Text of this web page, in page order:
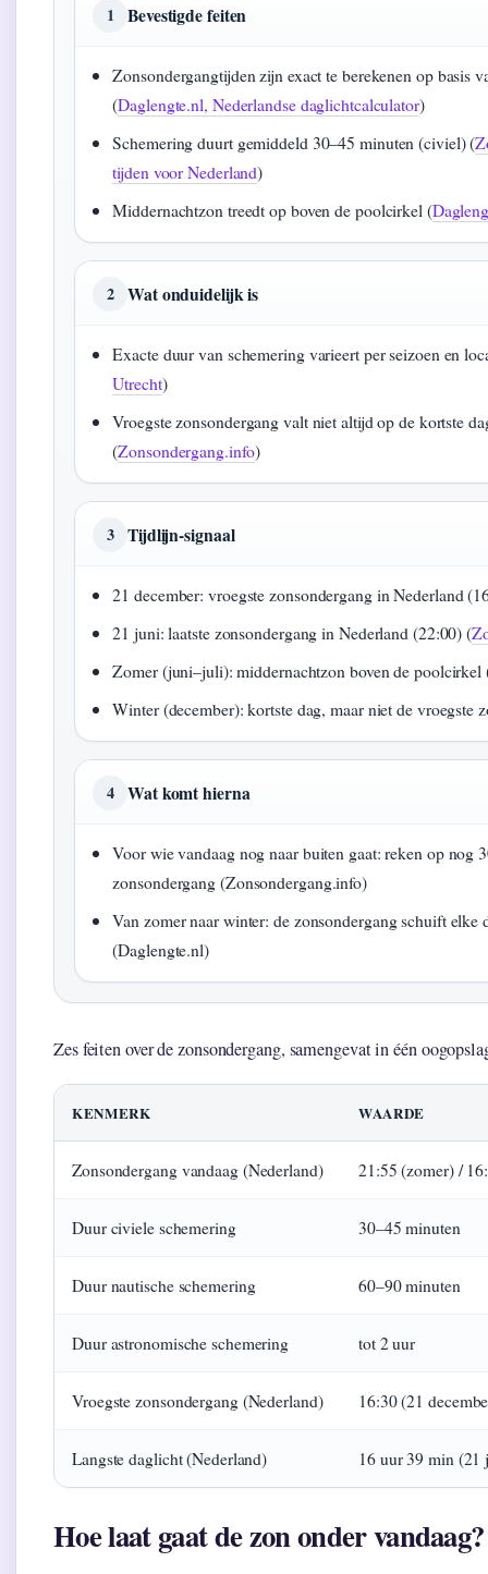
1 Bevestigde feiten
Zonsondergangtijden zijn exact te berekenen op basis
(Daglengte.nl, Nederlandse daglichtcalculator)
Schemering duurt gemiddeld 30–45 minuten (civiel) (
tijden voor Nederland)
Middernachtzon treedt op boven de poolcirkel (
2 Wat onduidelijk is
Exacte duur van schemering varieert per seizoen en
Utrecht)
Vroegste zonsondergang valt niet altijd op de kortste
(Zonsondergang.info)
3 Tijdlijn-signaal
21 december: vroegste zonsondergang in Nederland
21 juni: laatste zonsondergang in Nederland (22:00) (
Zomer (juni–juli): middernachtzon boven de poolcirkel
Winter (december): kortste dag, maar niet de vroegste
4 Wat komt hierna
Voor wie vandaag nog naar buiten gaat: reken op nog
zonsondergang (Zonsondergang.info)
Van zomer naar winter: de zonsondergang schuift elke
(Daglengte.nl)
Zes feiten over de zonsondergang, samengevat in één
KENMERK WAARDE
Zonsondergang vandaag (Nederland) 21:55 (zomer) /
Duur civiele schemering 30–45 minuten
Duur nautische schemering 60–90 minuten
Duur astronomische schemering tot 2 uur
Vroegste zonsondergang (Nederland) 16:30 (21
Langste daglicht (Nederland) 16 uur 39 min (21
Hoe laat gaat de zon onder vandaag?